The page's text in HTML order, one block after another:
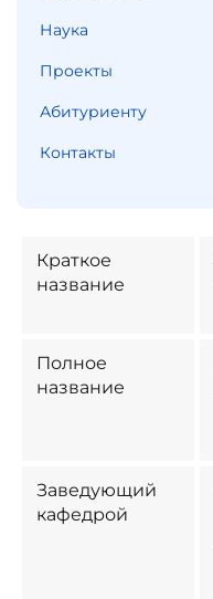
Краткое
название
Полное
название
Заведующий
кафедрой
Наука
Проекты
Абитуриенту
Контакты